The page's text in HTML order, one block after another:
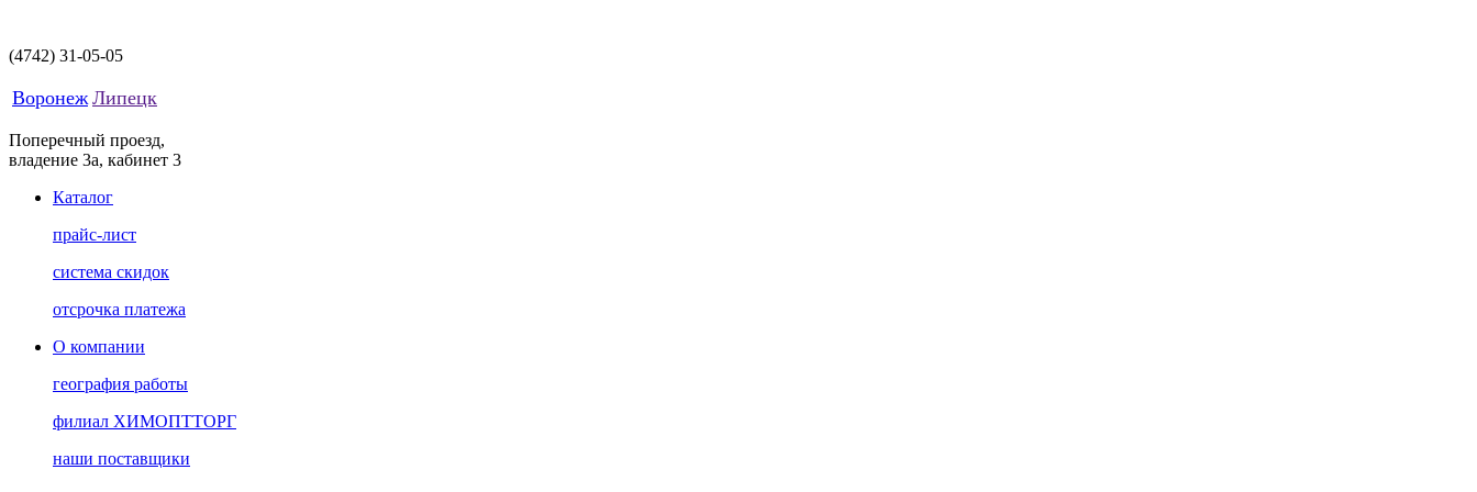
(4742) 31-05-05
Воронеж Липецк
Поперечный проезд,
владение 3а, кабинет 3
Каталог
прайс-лист
система скидок
отсрочка платежа
О компании
география работы
филиал ХИМОПТТОРГ
наши поставщики